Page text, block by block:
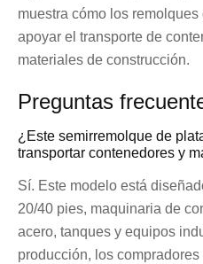
muestra cómo los
apoyar el transporte de
materiales de construcción.
Preguntas
¿Este semirremolque de
transportar contenedores y
Sí. Este modelo está
20/40 pies, maquinaria de
acero, tanques y equipos
producción, los